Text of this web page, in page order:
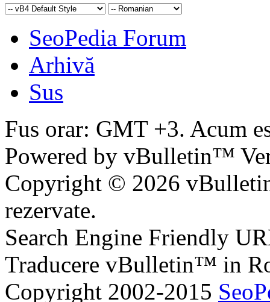
SeoPedia Forum
Arhivă
Sus
Fus orar: GMT +3. Acum
Powered by vBulletin™
Copyright © 2026
rezervate.
Search Engine Friendly
Traducere vBulletin™ in
Copyright 2002-2015